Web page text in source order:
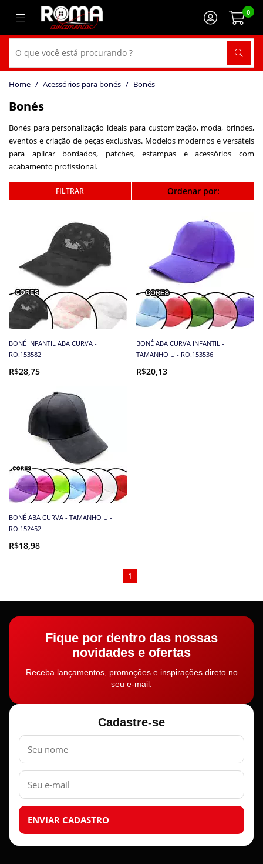
0
Acessórios para bonés Bonés
Bonés
Bonés para personalização ideais para customização, moda, brindes,
eventos e criação de peças exclusivas. Modelos modernos e versáteis
para aplicar bordados, patches, estampas e acessórios com
acabamento profissional.
Ordenar por:
BONÉ INFANTIL ABA CURVA -
RO.153582
R$28,75
BONÉ ABA CURVA INFANTIL -
TAMANHO U - RO.153536
R$20,13
BONÉ ABA CURVA - TAMANHO U -
RO.152452
R$18,98
1
Fique por dentro das nossas
novidades e ofertas
Receba lançamentos, promoções e inspirações direto no
seu e-mail.
Cadastre-se
Nome
E-
mail
ENVIAR CADASTRO